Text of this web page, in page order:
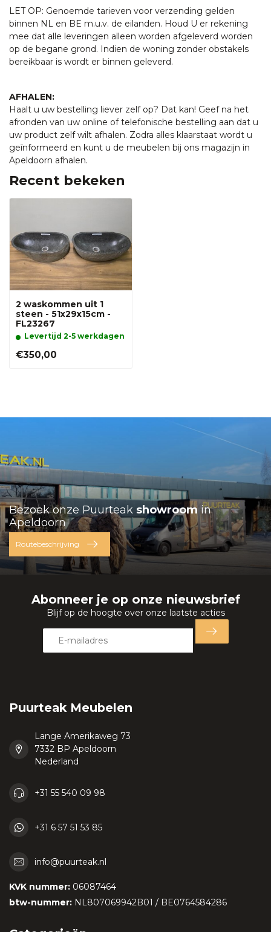
LET OP: Genoemde tarieven voor verzending gelden
binnen NL en BE m.u.v. de eilanden. Houd U er rekening
mee dat alle leveringen alleen worden afgeleverd worden
op de begane grond. Indien de woning zonder obstakels
bereikbaar is wordt er binnen geleverd.
AFHALEN:
Haalt u uw bestelling liever zelf op? Dat kan! Geef na het
afronden van uw online of telefonische bestelling aan dat u
uw product zelf wilt afhalen. Zodra alles klaarstaat wordt u
geïnformeerd en kunt u de meubelen bij ons magazijn in
Apeldoorn afhalen.
Recent bekeken
2 waskommen uit 1
steen - 51x29x15cm -
FL23267
Levertijd 2-5 werkdagen
€350,00
Bezoek onze Puurteak showroom in
Apeldoorn
Routebeschrijving
Abonneer je op onze nieuwsbrief
Blijf op de hoogte over onze laatste acties
Puurteak Meubelen
Lange Amerikaweg 73
7332 BP Apeldoorn
Nederland
+31 55 540 09 98
+31 6 57 51 53 85
info@puurteak.nl
KVK nummer: 06087464
btw-nummer: NL807069942B01 / BE0764584286